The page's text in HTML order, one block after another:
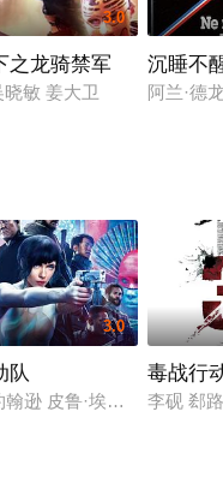
·福克斯
3.0
之龙骑禁军
晓敏 姜大卫
沉睡不
阿兰·德
溯哲 朱烁燃 明子煜 褚
3.0
队
翰逊 皮鲁·埃斯贝克 北野
毒战行
李砚 郄